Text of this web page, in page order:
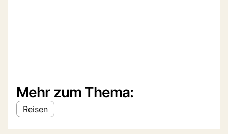
Mehr zum Thema:
Reisen